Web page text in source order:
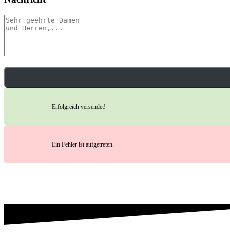
Erfolgreich versendet!
Ein Fehler ist aufgetreten.